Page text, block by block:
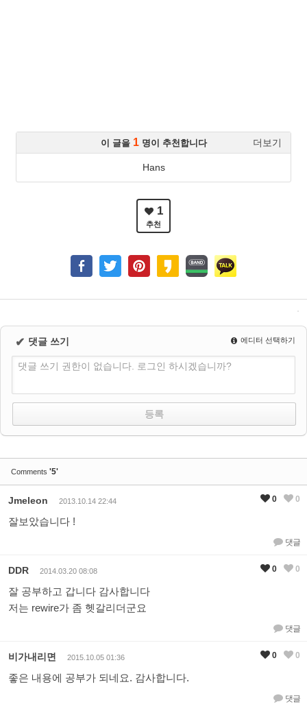
이 글을 1 명이 추천합니다 더보기
Hans
1
추천
✔ 댓글 쓰기 에디터 선택하기
댓글 쓰기 권한이 없습니다. 로그인 하시겠습니까?
Comments '5'
Jmeleon 2013.10.14 22:44
잘보았습니다 !
댓글
0 0
DDR 2014.03.20 08:08
잘 공부하고 갑니다 감사합니다
저는 rewire가 좀 헷갈리더군요
댓글
0 0
비가내리면 2015.10.05 01:36
좋은 내용에 공부가 되네요. 감사합니다.
댓글
0 0